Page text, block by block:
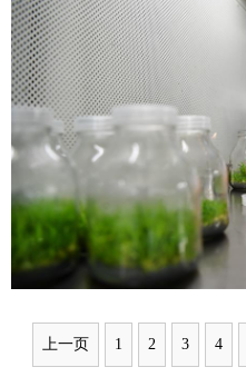
観光
中日対訳
上一页 1 2 3 4